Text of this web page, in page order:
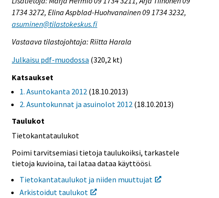
1734 3272, Elina Aspblad-Huohvanainen 09 1734 3232,
asuminen@tilastokeskus.fi
Vastaava tilastojohtaja: Riitta Harala
Julkaisu pdf-muodossa (320,2 kt)
Katsaukset
1. Asuntokanta 2012 (18.10.2013)
2. Asuntokunnat ja asuinolot 2012 (18.10.2013)
Taulukot
Tietokantataulukot
Poimi tarvitsemiasi tietoja taulukoiksi, tarkastele
tietoja kuvioina, tai lataa dataa käyttöösi.
Tietokantataulukot ja niiden muuttujat
Arkistoidut taulukot